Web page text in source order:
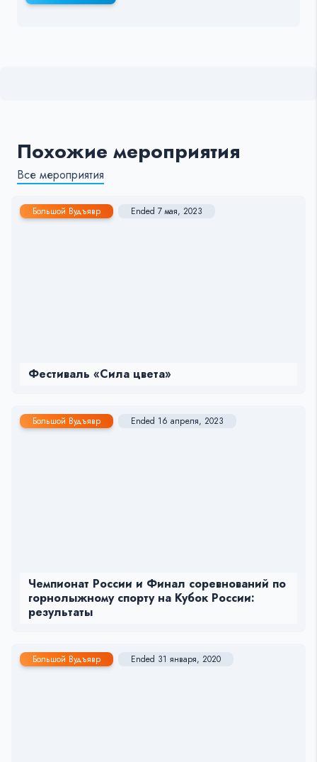
Похожие мероприятия
Все мероприятия
Большой Вудъявр Ended 7 мая, 2023
Фестиваль «Сила цвета»
Большой Вудъявр Ended 16 апреля, 2023
Чемпионат России и Финал соревнований по
горнолыжному спорту на Кубок России:
результаты
Большой Вудъявр Ended 31 января, 2020